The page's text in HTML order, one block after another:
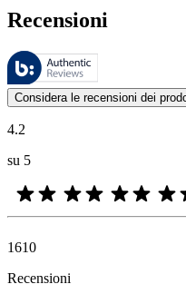
Recensioni
Queste recensioni sono
Le valutazioni dei prodotti e le
Considera le recensioni dei
4.2
su 5
1610
Recensioni